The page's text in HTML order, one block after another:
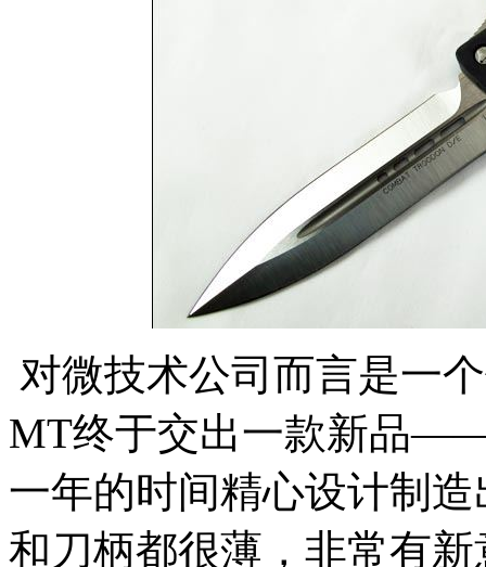
对微技术公司而言是一
MT终于交出一款新品
一年的时间精心设计制
和刀柄都很薄，非常有